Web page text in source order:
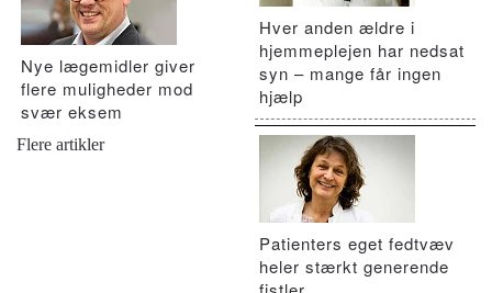
Nye lægemidler giver
flere muligheder mod
svær eksem
Flere artikler
Hver anden ældre i
hjemmeplejen har nedsat
syn – mange får ingen
hjælp
Patienters eget fedtvæv
heler stærkt generende